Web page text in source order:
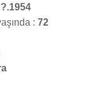
: 72